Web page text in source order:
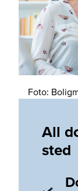
Foto:
All
sted